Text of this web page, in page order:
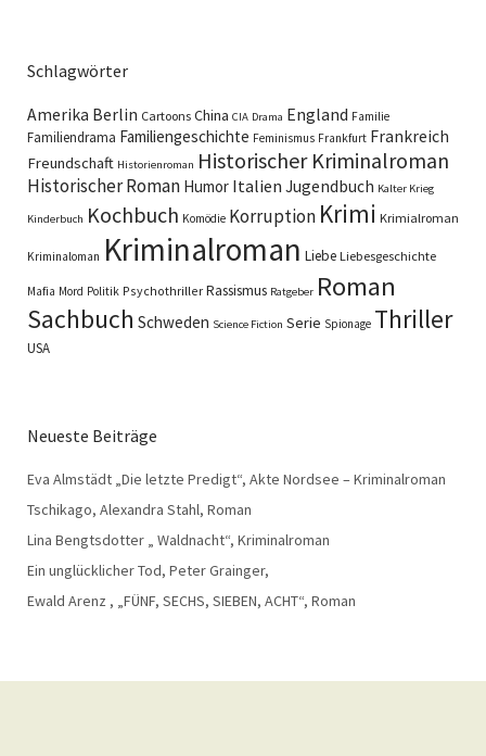
Schlagwörter
Amerika Berlin Cartoons China CIA Drama England Familie
Familiendrama Familiengeschichte Feminismus Frankfurt Frankreich
Freundschaft Historienroman Historischer Kriminalroman
Historischer Roman Humor Italien Jugendbuch Kalter Krieg
Kinderbuch Kochbuch Komödie Korruption Krimi Krimialroman
Kriminaloman Kriminalroman Liebe Liebesgeschichte
Mafia Mord Politik Psychothriller Rassismus Ratgeber Roman
Sachbuch Schweden Science Fiction Serie Spionage Thriller
USA
Neueste Beiträge
Eva Almstädt „Die letzte Predigt“, Akte Nordsee – Kriminalroman
Tschikago, Alexandra Stahl, Roman
Lina Bengtsdotter „ Waldnacht“, Kriminalroman
Ein unglücklicher Tod, Peter Grainger,
Ewald Arenz , „FÜNF, SECHS, SIEBEN, ACHT“, Roman